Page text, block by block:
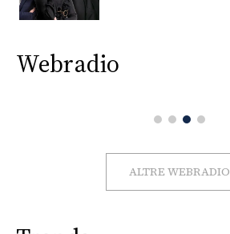
Webradio
ALTRE WEBRADIO